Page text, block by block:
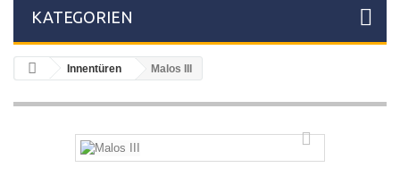
KATEGORIEN
Innentüren Malos III